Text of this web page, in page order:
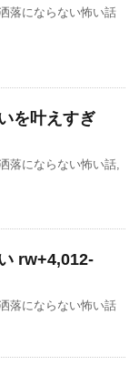
落にならない怖い話
を叶えすぎ
落にならない怖い話,
rw+4,012-
落にならない怖い話